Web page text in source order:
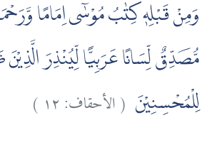
وَمِنْ قَبْلِهٖ كِتٰبُ مُوْسٰٓى اِمَامًا
مُّصَدِّقٌ لِّسَانًا عَرَبِيًّا لِّيُنْذِرَ
لِلْمُحْسِنِيْنَ (الأحقاف:١٢ )